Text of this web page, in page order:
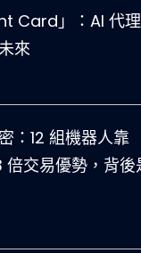
Card」：AI 代
來
：12 組機器人靠
交易優勢，背後